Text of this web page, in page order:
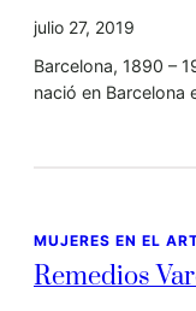
julio 27, 2019
Barcelona, 1890 –
nació en Barcelona
MUJERES EN EL
Remedios